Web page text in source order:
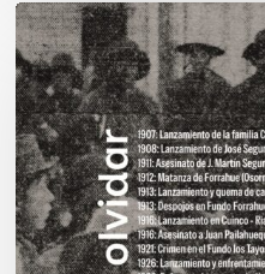
Chawrakawin:
Palimpsesto
explora
a
través
del
arte